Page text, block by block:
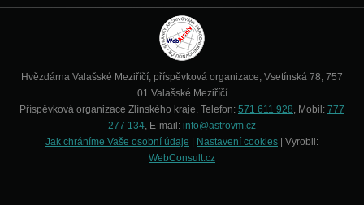
Hvězdárna Valašské Meziříčí, příspěvková organizace, Vsetínská 78, 757
01 Valašské Meziříčí
Příspěvková organizace Zlínského kraje. Telefon: 571 611 928, Mobil: 777
277 134, E-mail: info@astrovm.cz
Jak chráníme Vaše osobní údaje
Nastavení cookies | Vyrobil:
WebConsult.cz